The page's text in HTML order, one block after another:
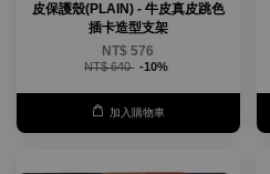
皮保護殼(PLAIN) - 牛皮真皮跳色
插卡造型支架
NT$ 576
NT$ 640 -10%
加入購物車